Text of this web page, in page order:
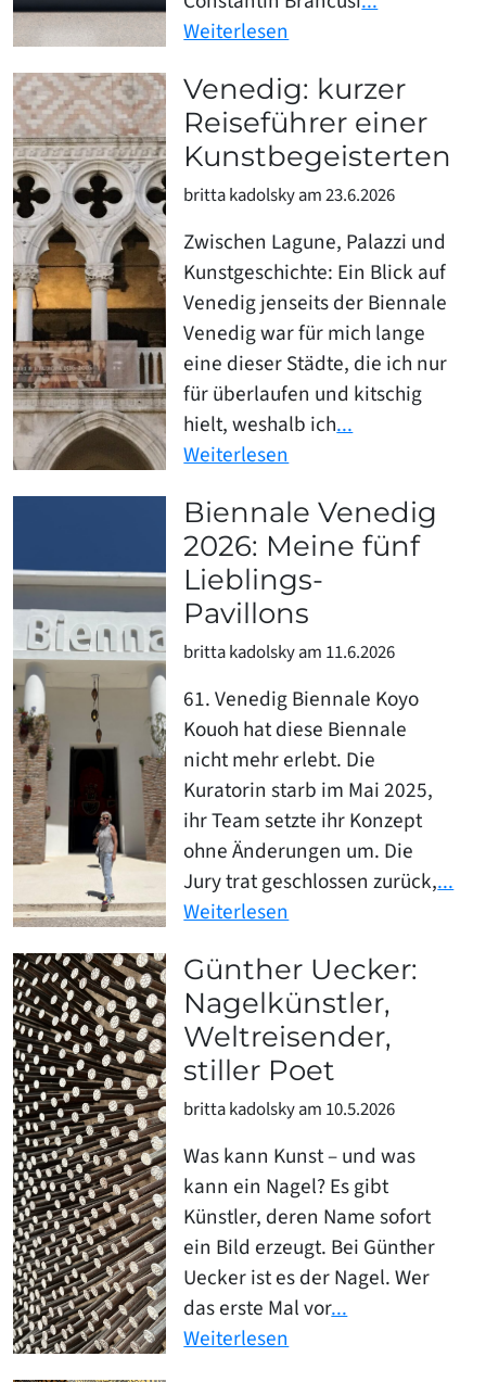
Weiterlesen
Venedig: kurzer
Reiseführer einer
Kunstbegeisterten
britta kadolsky am 23.6.2026
Zwischen Lagune, Palazzi und
Kunstgeschichte: Ein Blick auf
Venedig jenseits der Biennale
Venedig war für mich lange
eine dieser Städte, die ich nur
für überlaufen und kitschig
hielt, weshalb ich...
Weiterlesen
Biennale Venedig
2026: Meine fünf
Lieblings-
Pavillons
britta kadolsky am 11.6.2026
61. Venedig Biennale Koyo
Kouoh hat diese Biennale
nicht mehr erlebt. Die
Kuratorin starb im Mai 2025,
ihr Team setzte ihr Konzept
ohne Änderungen um. Die
Jury trat geschlossen zurück,...
Weiterlesen
Günther Uecker:
Nagelkünstler,
Weltreisender,
stiller Poet
britta kadolsky am 10.5.2026
Was kann Kunst – und was
kann ein Nagel? Es gibt
Künstler, deren Name sofort
ein Bild erzeugt. Bei Günther
Uecker ist es der Nagel. Wer
das erste Mal vor...
Weiterlesen